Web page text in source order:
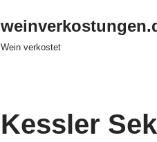
Wein verkostet
Kessler